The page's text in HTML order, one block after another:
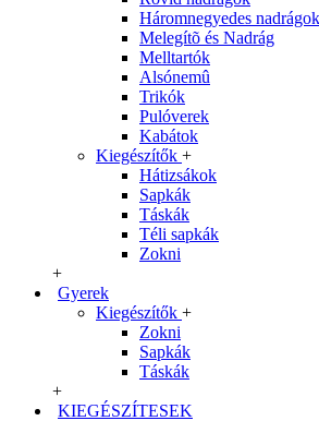
Háromnegyedes
Melegítõ és Nadrág
Melltartók
Alsónemû
Trikók
Pulóverek
Kabátok
Kiegészítők +
Hátizsákok
Sapkák
Táskák
Téli sapkák
Zokni
+
Gyerek
Kiegészítők +
Zokni
Sapkák
Táskák
+
KIEGÉSZÍTESEK